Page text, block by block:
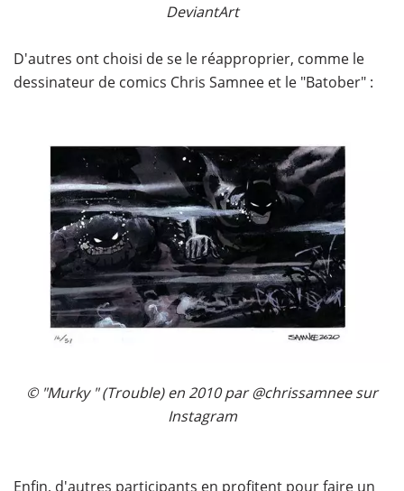
DeviantArt
D'autres ont choisi de se le réapproprier, comme le
dessinateur de comics Chris Samnee et le "Batober" :
© "Murky " (Trouble) en 2010 par @chrissamnee sur
Instagram
Enfin, d'autres participants en profitent pour faire un